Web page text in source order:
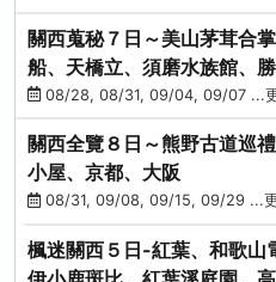
關西蒐秘７日～美山茅茸合
船、天橋立、須磨水族館、
08/28, 08/31, 09/04, 09/07 ...
關西全覽８日～熊野古道巡
小屋、京都、大阪
08/31, 09/08, 09/15, 09/29 ...
楓迷關西５日-紅葉、和歌山